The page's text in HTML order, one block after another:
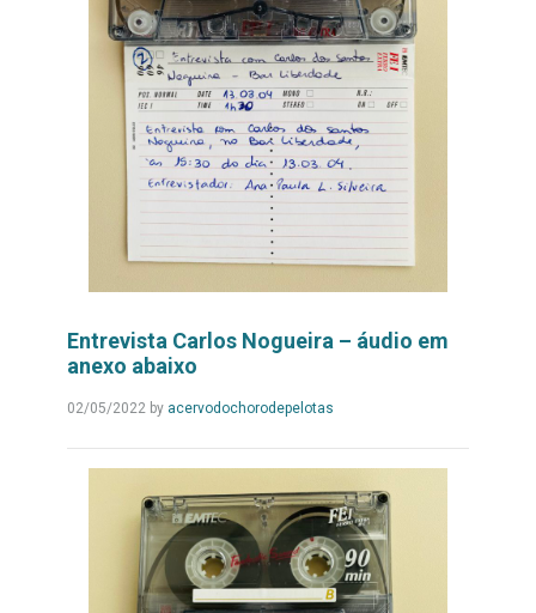
Entrevista Carlos Nogueira – áudio em
anexo abaixo
02/05/2022by acervodochorodepelotasLeia